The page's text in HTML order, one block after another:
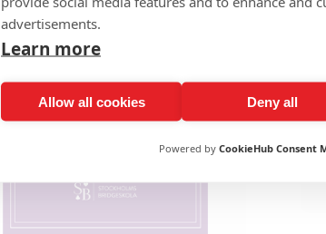
advertisements.
Learn more
Allow all cookies Deny all
Powered by CookieHub Consent